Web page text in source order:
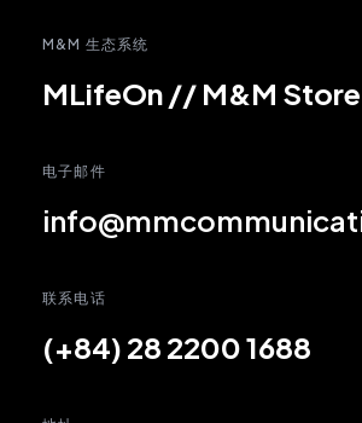
M&M 生态系统
MLifeOn // M&M Store
电子邮件
联系电话
(+84) 28 2200 1688